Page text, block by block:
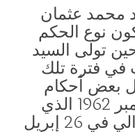
محمد عثمان
نوع الحكم
تولى السيد
في فترة تلك
بعض أحكام
ومواد الدستور في 7 ديسمبر 1962 الذي
انتهى بالغاء النظام الفيدرالي في 26 إبريل